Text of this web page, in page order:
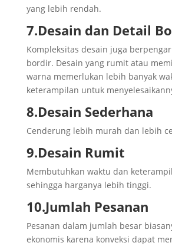
yang lebih rendah.
7.Desain dan Detail
Kompleksitas desain juga
bordir. Desain yang rumit atau
warna memerlukan lebih banyak
keterampilan untuk
8.Desain Sederhana
Cenderung lebih murah dan lebih
9.Desain Rumit
Membutuhkan waktu dan
sehingga harganya lebih tinggi.
10.Jumlah Pesanan
Pesanan dalam jumlah besar
ekonomis karena konveksi dapat